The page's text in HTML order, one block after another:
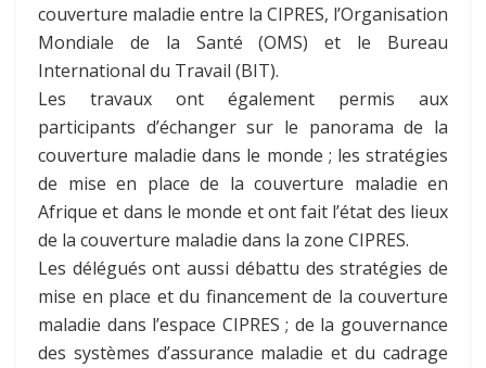
couverture maladie entre la CIPRES, l’Organisation
Mondiale de la Santé (OMS) et le Bureau
International du Travail (BIT).
Les travaux ont également permis aux
participants d’échanger sur le panorama de la
couverture maladie dans le monde ; les stratégies
de mise en place de la couverture maladie en
Afrique et dans le monde et ont fait l’état des lieux
de la couverture maladie dans la zone CIPRES.
Les délégués ont aussi débattu des stratégies de
mise en place et du financement de la couverture
maladie dans l’espace CIPRES ; de la gouvernance
des systèmes d’assurance maladie et du cadrage